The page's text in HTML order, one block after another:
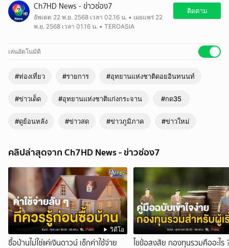
สนามข่าวเสาร์-อาทิตย์ - กุหลาบพันปี บนยอดดอยอินทนนท์ จังหวัด
จ.เชียงใหม่ บรรยากาศท่องเที่ยวที่อุทยานแห่งชาติดอยอินทนนท์ จังหวัด
เชียงใหม่ นักท่องเที่ยวเดินทางขึ้นสู่ยอดดอยตั้งแต่เช้าเพื่อสัมผัสอากาศหนาว
และชมภาพความสวยงามของทะเลหมอกและแสงแรกของวันที่จุดชมวิวกิ่ว
แม่ปาน ขณะที่ ดอกกุหลาบพันปี ซึ่งเป็นพรรณไม้ที่พบได้เฉพาะบนดอยสูง
พบมากที่บริเวณเส้นทางศึกษาธรรมชาติกิ่วแม่ปาน เริ่มเบ่งบานอวดความ
สวยงามต้อนรับลมหนาว นักท่องเที่ยวต่างไปเที่ยวชมและถ่ายภาพ
บรรยากาศความงดงามของธรรมชาติไว้ด้วย เจ้าหน้าที่อุทยาน บอกว่า นัก
Ch7HD News - ข่าวช่อง7
อัพเดต 22 พ.ย. 2568 เวลา 02.16 น. • เผยแพร่ 22
พ.ย. 2568 เวลา 01.16 น. • TEROASIA
ติดตาม
เล่นอัตโนมัติ
#ท่องเที่ยว #รายการ #อุทยานแห่งชาติดอยอินทนนท์
#ข่าวเด็ด #อุทยานแห่งชาติแก่งกระจาน #กด35
#ดูย้อนหลัง #ข่าวสด #ข่าวภูมิภาค #ข่าวใหม่
คลิปล่าสุดจาก Ch7HD News - ข่าวช่อง7
วิดีโอ
ซื้อบ้านไม่ใช่แค่เงินดาวน์ เช็กค่าใช้จ่าย
ไขข้อสงสัย กองทุนรวมคืออะไร